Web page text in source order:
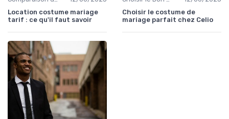
Location costume mariage
tarif : ce qu'il faut savoir
Choisir le costume de
mariage parfait chez Celio